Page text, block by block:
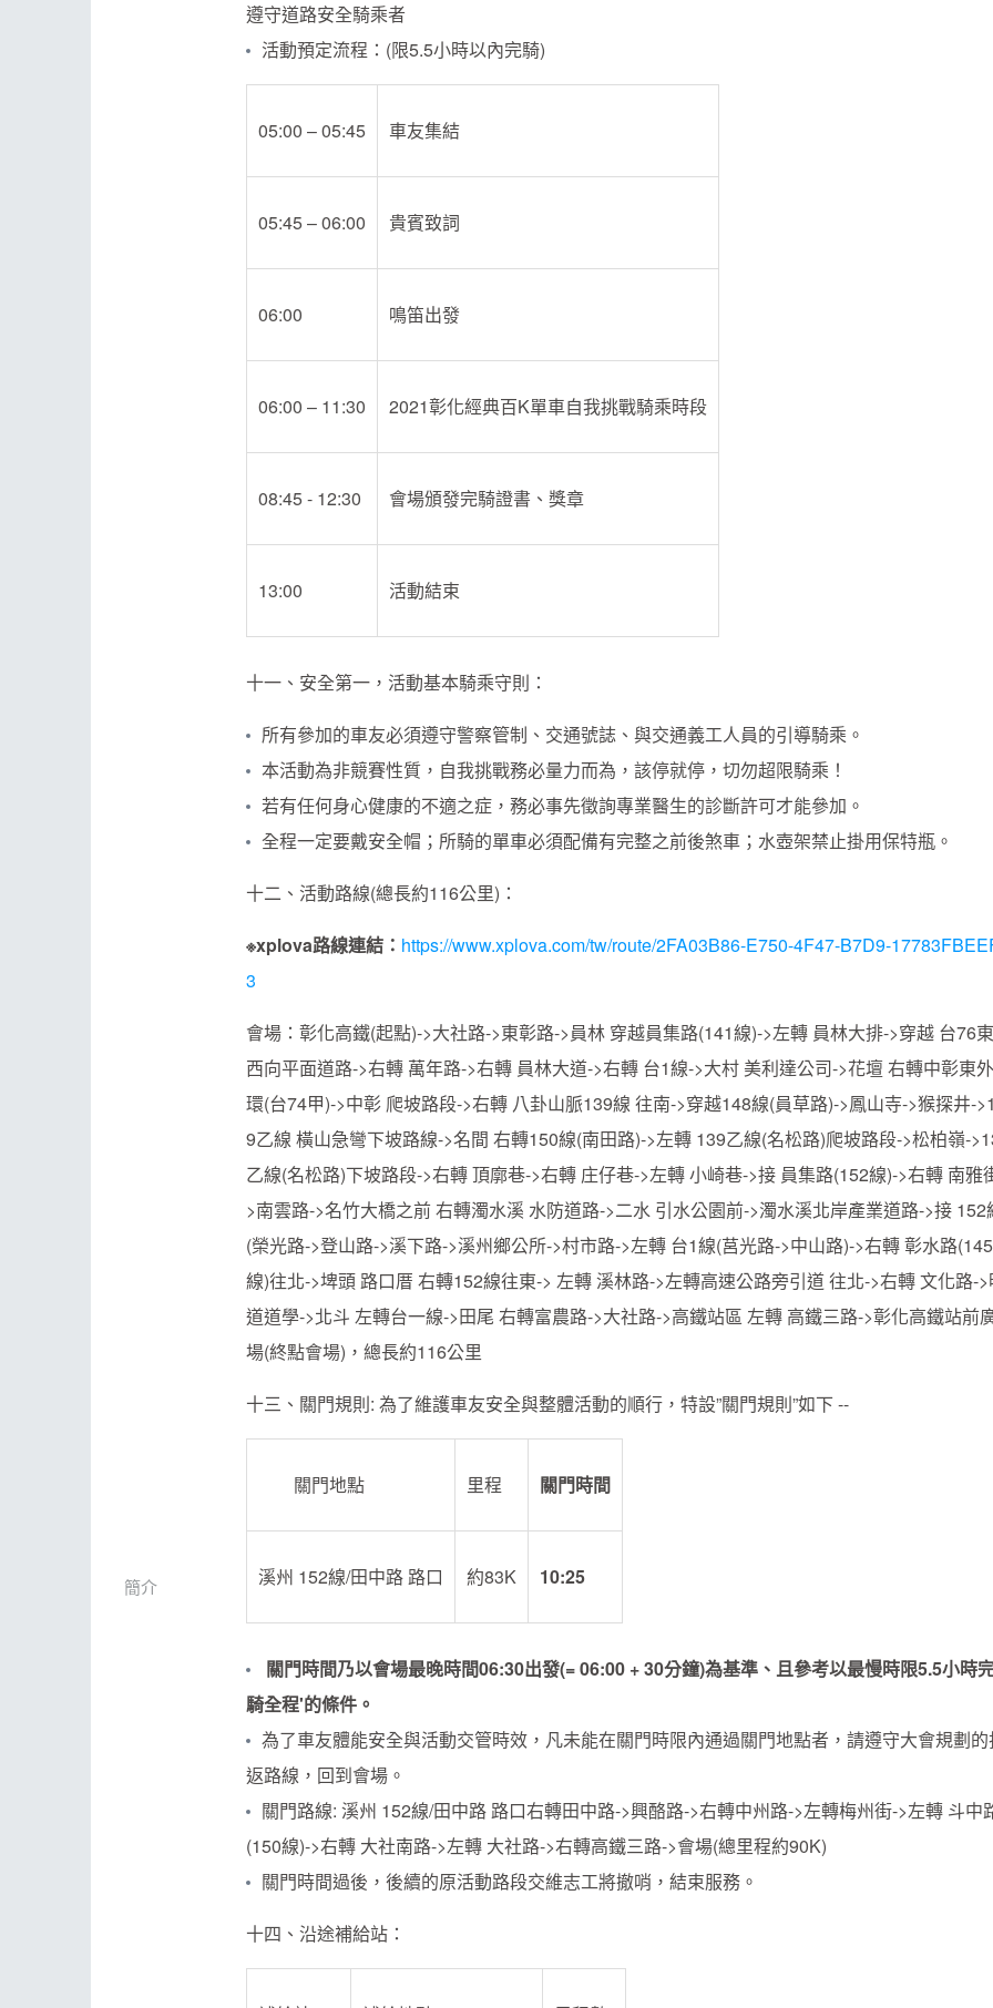
簡介
遵守道路安全騎乘者
活動預定流程：(限5.5小時以內完騎)
05:00 – 05:45 車友集結
05:45 – 06:00 貴賓致詞
06:00 鳴笛出發
06:00 – 11:30 2021彰化經典百K單車自我挑戰騎乘時段
08:45 - 12:30 會場頒發完騎證書、獎章
13:00 活動結束
十一、安全第一，活動基本騎乘守則：
所有參加的車友必須遵守警察管制、交通號誌、與交通義工人員的引導騎乘。
本活動為非競賽性質，自我挑戰務必量力而為，該停就停，切勿超限騎乘！
若有任何身心健康的不適之症，務必事先徵詢專業醫生的診斷許可才能參加。
全程一定要戴安全帽；所騎的單車必須配備有完整之前後煞車；水壺架禁止掛用保特瓶。
十二、活動路線(總長約116公里)：
※xplova路線連結： https://www.xplova.com/tw/route/2FA03B86-E750-4F47-B7D9-
3
會場：彰化高鐵(起點)->大社路->東彰路->員林 穿越員集路(141線)->左轉 員林大排->穿越 台76東
西向平面道路->右轉 萬年路->右轉 員林大道->右轉 台1線->大村 美利達公司->花壇 右轉中彰東外
環(台74甲)->中彰 爬坡路段->右轉 八卦山脈139線 往南->穿越148線(員草路)->鳳山寺->猴探井-
9乙線 橫山急彎下坡路線->名間 右轉150線(南田路)->左轉 139乙線(名松路)爬坡路段->松柏嶺-
乙線(名松路)下坡路段->右轉 頂廓巷->右轉 庄仔巷->左轉 小崎巷->接 員集路(152線)->右轉 南雅
>南雲路->名竹大橋之前 右轉濁水溪 水防道路->二水 引水公園前->濁水溪北岸產業道路->接 152
(榮光路->登山路->溪下路->溪州鄉公所->村市路->左轉 台1線(莒光路->中山路)->右轉 彰水路(145
線)往北->埤頭 路口厝 右轉152線往東-> 左轉 溪林路->左轉高速公路旁引道 往北->右轉 文化路-
道道學->北斗 左轉台一線->田尾 右轉富農路->大社路->高鐵站區 左轉 高鐵三路->彰化高鐵站前
場(終點會場)，總長約116公里
十三、關門規則: 為了維護車友安全與整體活動的順行，特設”關門規則”如下 --
關門地點 里程 關門時間
溪州 152線/田中路 路口 約83K 10:25
關門時間乃以會場最晚時間06:30出發(= 06:00 + 30分鐘)為基準、且參考以最慢時限5.5小時
騎全程'的條件。
為了車友體能安全與活動交管時效，凡未能在關門時限內通過關門地點者，請遵守大會規劃的
返路線，回到會場。
關門路線: 溪州 152線/田中路 路口右轉田中路->興酪路->右轉中州路->左轉梅州街->左轉 斗中
(150線)->右轉 大社南路->左轉 大社路->右轉高鐵三路->會場(總里程約90K)
關門時間過後，後續的原活動路段交維志工將撤哨，結束服務。
十四、沿途補給站：